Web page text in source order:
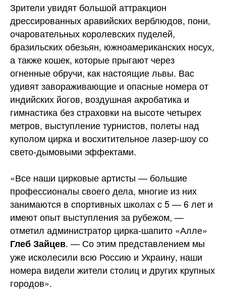
Зрители увидят большой аттракцион
дрессированных аравийских верблюдов, пони,
очаровательных королевских пуделей,
бразильских обезьян, южноамериканских носух,
а также кошек, которые прыгают через
огненные обручи, как настоящие львы. Вас
удивят завораживающие и опасные номера от
индийских йогов, воздушная акробатика и
гимнастика без страховки на высоте четырех
метров, выступление турнистов, полеты над
куполом цирка и восхитительное лазер-шоу со
свето-дымовыми эффектами.
«Все наши цирковые артисты — большие
профессионалы своего дела, многие из них
занимаются в спортивных школах с 5 — 6 лет и
имеют опыт выступления за рубежом, —
отметил администратор цирка-шапито «Алле»
Глеб Зайцев. — Со этим представлением мы
уже исколесили всю Россию и Украину, наши
номера видели жители столиц и других крупных
городов».